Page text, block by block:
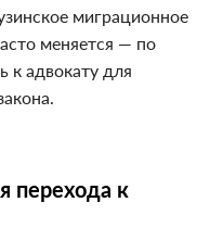
миграционное
меняется — по
к адвокату для
перехода к